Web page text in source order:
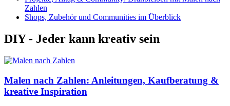
Zahlen
Shops, Zubehör und Communities im Überblick
DIY - Jeder kann kreativ sein
Malen nach Zahlen: Anleitungen, Kaufberatung &
kreative Inspiration